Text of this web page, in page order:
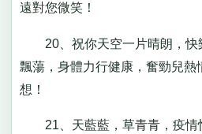
遠對您微笑！
20、祝你天空一片晴朗，快
飄蕩，身體力行健康，奮勁兒熱
想！
21、天藍藍，草青青，疫情